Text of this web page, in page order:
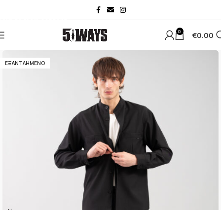
Skip to main content
0 €0.00
ΕΞΑΝΤΛΗΜΈΝΟ